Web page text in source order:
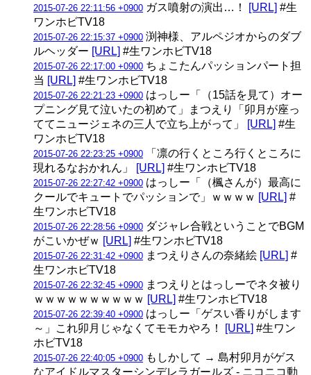
2015-07-26 22:11:56 +0900 ガス噴射の演出…！ [URL] #生
ワンホビTV18
2015-07-26 22:15:37 +0900 渕神様、アルペジオからのダブ
ルヘッダー [URL] #生ワンホビTV18
2015-07-26 22:17:00 +0900 ちょこたんパッションパート担
当 [URL] #生ワンホビTV18
2015-07-26 22:21:23 +0900 はっしー「（15話を見て）オー
プニング見て泣いたの初めて」まつえり「卯月が座っ
ててニュージェネの三人で立ち上がって」
[URL] #生
ワンホビTV18
2015-07-26 22:23:25 +0900 「凛の行くところ行くところに
現れるなおかれん」
[URL] #生ワンホビTV18
2015-07-26 22:27:42 +0900 はっしー「（楓さんが）最高に
クールでキュートでパッションで」ｗｗｗｗ [URL] #
生ワンホビTV18
2015-07-26 22:28:56 +0900 ダジャレ合戦ということでBGM
がこいかぜｗ [URL] #生ワンホビTV18
2015-07-26 22:31:42 +0900 まつえりさんの奈緒絵 [URL] #
生ワンホビTV18
2015-07-26 22:32:45 +0900 まつえりとはっしーでネタ被り
ｗｗｗｗｗｗｗｗｗｗ [URL] #生ワンホビTV18
2015-07-26 22:39:40 +0900 はっしー「ゲスい香りがします
～」これ卯月じゃなくてモモカやろ！
[URL] #生ワン
ホビTV18
2015-07-26 22:40:05 +0900 もしかして → 島村卯月がゲス
なアイドルマスターシンデレラガールズ - ニコニコ動